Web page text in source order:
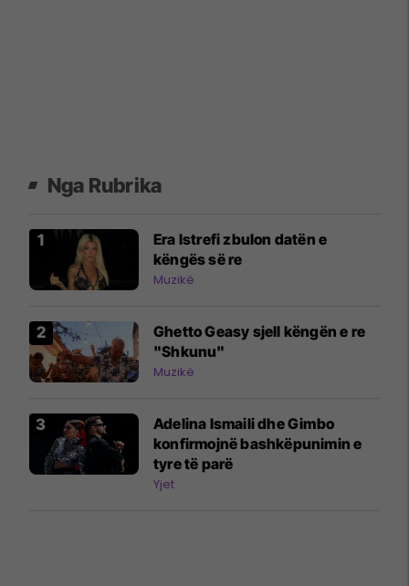
Nga Rubrika
Era Istrefi zbulon datën e
këngës së re
Muzikë
Ghetto Geasy sjell këngën e re
"Shkunu"
Muzikë
Adelina Ismaili dhe Gimbo
konfirmojnë bashkëpunimin e
tyre të parë
Yjet